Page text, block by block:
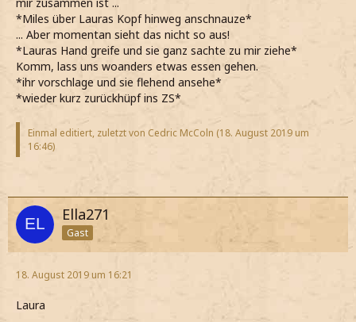
mir zusammen ist ...
*Miles über Lauras Kopf hinweg anschnauze*
... Aber momentan sieht das nicht so aus!
*Lauras Hand greife und sie ganz sachte zu mir ziehe*
Komm, lass uns woanders etwas essen gehen.
*ihr vorschlage und sie flehend ansehe*
*wieder kurz zurückhüpf ins ZS*
Einmal editiert, zuletzt von Cedric McColn (18. August 2019 um
16:46)
Ella271
Gast
18. August 2019 um 16:21
Laura